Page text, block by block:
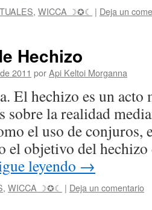
, WICCA ☽✪☾ | Deja un
Hechizo
2011 porApi Keltoi Morganna
El hechizo es un acto
sobre la realidad
el uso de conjuros,
el objetivo del
leyendo →
, WICCA ☽✪☾ | Deja un comentario